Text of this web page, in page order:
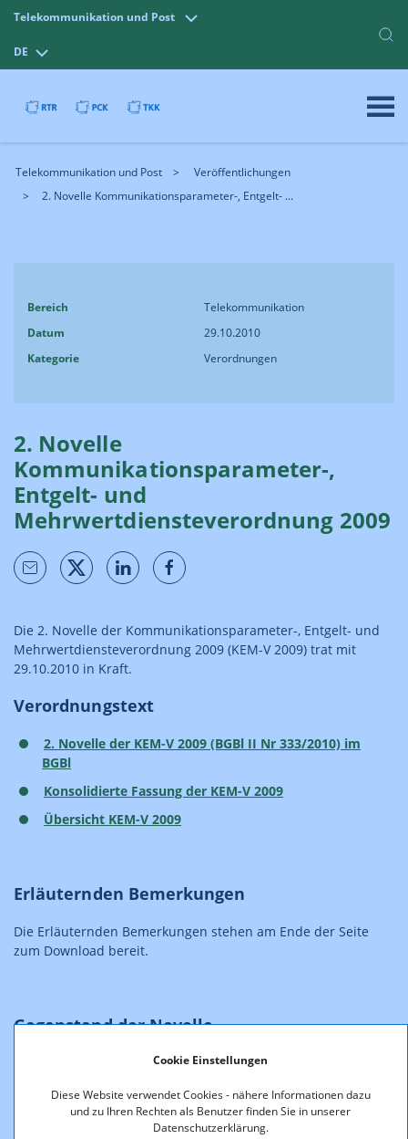
Cookie Einstellungen
Diese Website verwendet Cookies - nähere Informationen dazu
und zu Ihren Rechten als Benutzer finden Sie in unserer
Datenschutzerklärung.
Telekommunikation und Post
DE
Telekommunikation und Post
Veröffentlichungen
2. Novelle Kommunikationsparameter-, Entgelt- ...
Bereich
Telekommunikation
Datum
29.10.2010
Kategorie
Verordnungen
2. Novelle
Kommunikationsparameter-,
Entgelt- und
Mehrwertdiensteverordnung 2009
Die 2. Novelle der Kommunikationsparameter-, Entgelt- und
Mehrwertdiensteverordnung 2009 (KEM-V 2009) trat mit
29.10.2010 in Kraft.
Verordnungstext
2. Novelle der KEM-V 2009 (BGBl II Nr 333/2010) im
BGBl
Konsolidierte Fassung der KEM-V 2009
Übersicht KEM-V 2009
Erläuternden Bemerkungen
Die Erläuternden Bemerkungen stehen am Ende der Seite
zum Download bereit.
Gegenstand der Novelle
Regelungen, welche die Transparenz auf
zu Rufnummern in privaten Netzen (0)5 sicherstellen
Festlegung der öffentlichen Kurzrufnummer 1455 als